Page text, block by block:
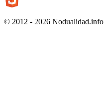
© 2012 - 2026 Nodualidad.info